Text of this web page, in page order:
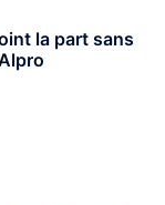
la part sans